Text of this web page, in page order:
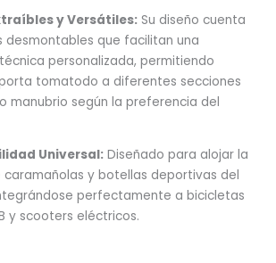
y Versátiles: Su diseño cuenta
desmontables que facilitan una
personalizada, permitiendo
tomatodo a diferentes secciones
manubrio según la preferencia del
Universal: Diseñado para alojar la
y botellas deportivas del
perfectamente a bicicletas
y scooters eléctricos.